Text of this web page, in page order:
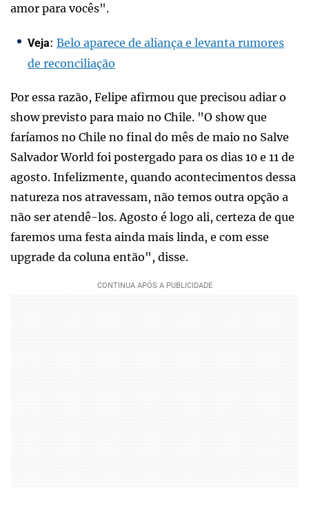
amor para vocês".
Veja: Belo aparece de aliança e levanta rumores
de reconciliação
Por essa razão, Felipe afirmou que precisou adiar o
show previsto para maio no Chile. "O show que
faríamos no Chile no final do mês de maio no Salve
Salvador World foi postergado para os dias 10 e 11 de
agosto. Infelizmente, quando acontecimentos dessa
natureza nos atravessam, não temos outra opção a
não ser atendê-los. Agosto é logo ali, certeza de que
faremos uma festa ainda mais linda, e com esse
upgrade da coluna então", disse.